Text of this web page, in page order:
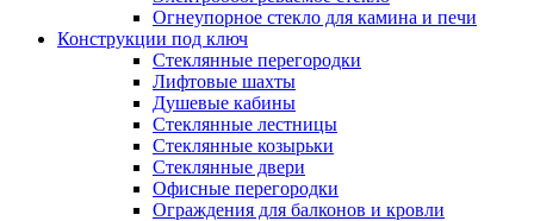
Огнеупорное стекло для камина и печи
Конструкции под ключ
Стеклянные перегородки
Лифтовые шахты
Душевые кабины
Cтеклянные лестницы
Cтеклянные козырьки
Cтеклянные двери
Офисные перегородки
Ограждения для балконов и кровли